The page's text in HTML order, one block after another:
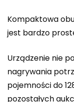
Kompaktowa
jest bardzo
Urządzenie nie
nagrywania
pojemności do
pozostałych